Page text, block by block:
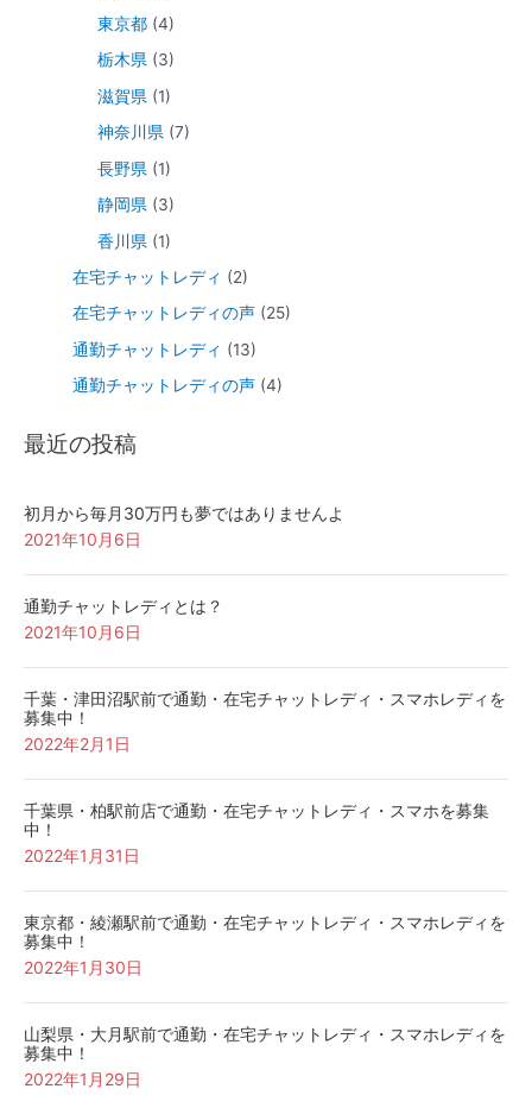
東京都(4)
栃木県(3)
滋賀県 (1)
神奈川県(7)
長野県 (1)
静岡県 (3)
香川県 (1)
在宅チャットレディ (2)
在宅チャットレディの声 (25)
通勤チャットレディ (13)
通勤チャットレディの声 (4)
最近の投稿
初月から毎月30万円も夢ではありませんよ
2021年10月6日
通勤チャットレディとは？
2021年10月6日
千葉・津田沼駅前で通勤・在宅チャットレディ・スマホレディを
募集中！
2022年2月1日
千葉県・柏駅前店で通勤・在宅チャットレディ・スマホを募集
中！
2022年1月31日
東京都・綾瀬駅前で通勤・在宅チャットレディ・スマホレディを
募集中！
2022年1月30日
山梨県・大月駅前で通勤・在宅チャットレディ・スマホレディを
募集中！
2022年1月29日